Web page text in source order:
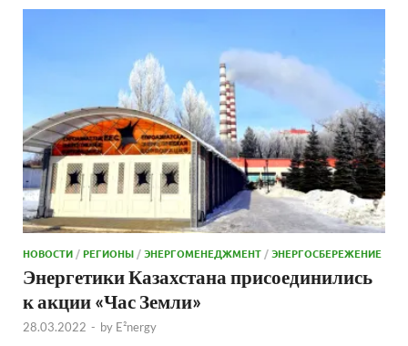
НОВОСТИ /РЕГИОНЫ /ЭНЕРГОМЕНЕДЖМЕНТ /ЭНЕРГОСБЕРЕЖЕНИЕ
Энергетики Казахстана присоединились
к акции «Час Земли»
28.03.2022 - by E²nergy